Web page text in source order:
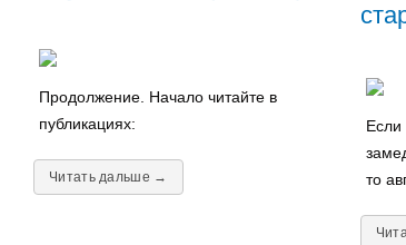
Продолжение. Начало читайте в
публикациях:
Читать дальше →
Если
то